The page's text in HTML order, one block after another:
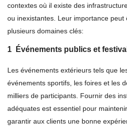
contextes où il existe des
ou inexistantes. Leur importance peut
plusieurs domaines clés:
1 Événements publics et
Les événements extérieurs tels que
événements sportifs, les foires et les
milliers de participants. Fournir des
adéquates est essentiel pour
garantir aux clients une bonne